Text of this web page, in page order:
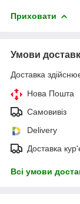
Приховати
Умови
Доставка
Нова Пошта
Самовивіз
Delivery
Доставка
Всі умови